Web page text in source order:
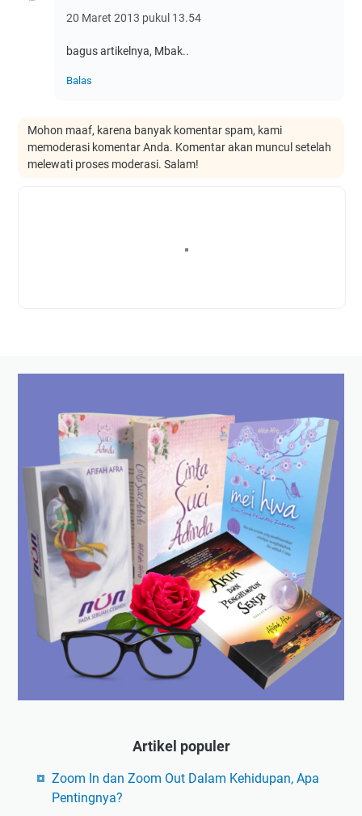
20 Maret 2013 pukul 13.54
bagus artikelnya, Mbak..
Balas
Mohon maaf, karena banyak komentar spam, kami
memoderasi komentar Anda. Komentar akan muncul setelah
melewati proses moderasi. Salam!
Artikel populer
Zoom In dan Zoom Out Dalam Kehidupan, Apa
Pentingnya?